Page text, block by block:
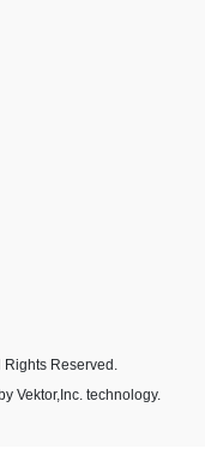
Reserved.
Vektor,Inc. technology.